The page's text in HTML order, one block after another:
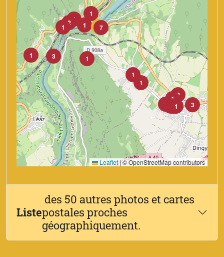
57
1
1
1
1
2
1
1
3
1
1
1 2
81 3
Leaflet|© OpenStreetMap contributors
Liste
des 50 autres photos et cartes
postales proches
géographiquement.